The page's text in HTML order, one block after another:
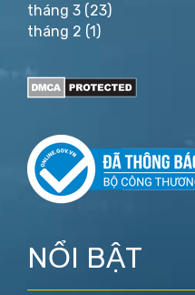
tháng 3 (23)
tháng 2 (1)
NỔI BẬT